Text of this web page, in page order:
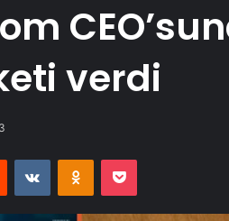
verdi
Reddit VKontakteOdnoklassniki
Pocket